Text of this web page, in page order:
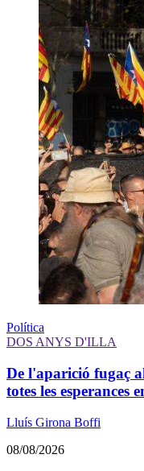
Política
DOS ANYS D'ILLA
De l'aparició fugaç
totes les esperances
Lluís Girona Boffi
08/08/2026